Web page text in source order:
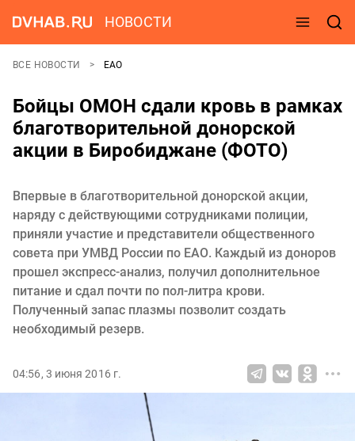
НОВОСТИ
ВСЕ НОВОСТИ ЕАО
Бойцы ОМОН сдали кровь в рамках
благотворительной донорской
акции в Биробиджане (ФОТО)
Впервые в благотворительной донорской акции,
наряду с действующими сотрудниками полиции,
приняли участие и представители общественного
совета при УМВД России по ЕАО. Каждый из доноров
прошел экспресс-анализ, получил дополнительное
питание и сдал почти по пол-литра крови.
Полученный запас плазмы позволит создать
необходимый резерв.
04:56, 3 июня 2016 г.